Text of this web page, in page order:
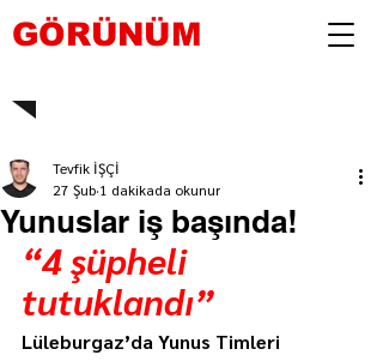
GÖRÜNÜM
Yunuslar iş başında!
Tevfik İŞÇİ
27 Şub 1 dakikada okunur
“4 şüpheli
tutuklandı”
Lüleburgaz’da Yunus Timleri